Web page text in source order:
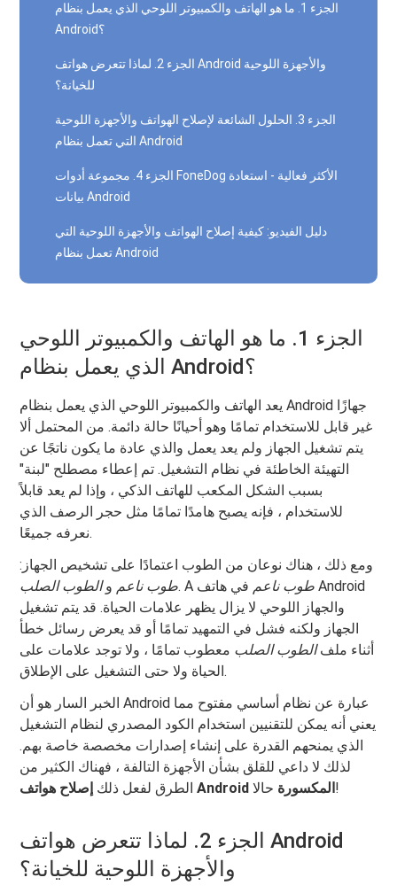
الجزء 1. ما هو الهاتف والكمبيوتر اللوحي الذي يعمل بنظام
Android؟
الجزء 2. لماذا تتعرض هواتف Android والأجهزة اللوحية
للخيانة؟
الجزء 3. الحلول الشائعة لإصلاح الهواتف والأجهزة اللوحية
التي تعمل بنظام Android
الجزء 4. مجموعة أدوات FoneDog الأكثر فعالية - استعادة
بيانات Android
دليل الفيديو: كيفية إصلاح الهواتف والأجهزة اللوحية التي
تعمل بنظام Android
الجزء 1. ما هو الهاتف والكمبيوتر اللوحي
الذي يعمل بنظام Android؟
يعد الهاتف والكمبيوتر اللوحي الذي يعمل بنظام Android جهازًا
غير قابل للاستخدام تمامًا وهو أحيانًا حالة دائمة. من المحتمل ألا
يتم تشغيل الجهاز ولم يعد يعمل والذي عادة ما يكون ناتجًا عن
التهيئة الخاطئة في نظام التشغيل. تم إعطاء مصطلح "لبنة"
بسبب الشكل المكعب للهاتف الذكي ، وإذا لم يعد قابلاً
للاستخدام ، فإنه يصبح هامدًا تمامًا مثل حجر الرصف الذي
نعرفه جميعًا.
ومع ذلك ، هناك نوعان من الطوب اعتمادًا على تشخيص الجهاز:
طوب ناعم والطوب الصلب . A طوب ناعم في هاتف Android
والجهاز اللوحي لا يزال يظهر علامات الحياة. قد يتم تشغيل
الجهاز ولكنه فشل في التمهيد تمامًا أو قد يعرض رسائل خطأ
أثناء ملفالطوب الصلب معطوب تمامًا ، ولا توجد علامات على
الحياة ولا حتى التشغيل على الإطلاق.
الخبر السار هو أن Android عبارة عن نظام أساسي مفتوح مما
يعني أنه يمكن للتقنيين استخدام الكود المصدري لنظام التشغيل
الذي يمنحهم القدرة على إنشاء إصدارات مخصصة خاصة بهم.
لذلك لا داعي للقلق بشأن الأجهزة التالفة ، فهناك الكثير من
الطرق لفعل ذلك
إصلاح هواتف Android المكسورة حالا!
الجزء 2. لماذا تتعرض هواتف Android
والأجهزة اللوحية للخيانة؟